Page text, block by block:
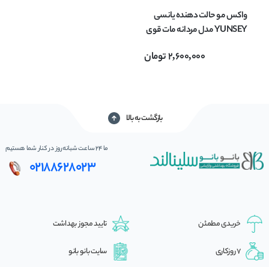
واکس مو حالت دهنده یانسی
YUNSEY مدل مردانه مات قوی
2,600,000تومان
بازگشت به بالا
ما 24 ساعت شبانه‌روز در کنار شما هستیم
02188628023
خریدی مطمئن تایید مجوز بهداشت
7 روزکاری سایت بانو بانو